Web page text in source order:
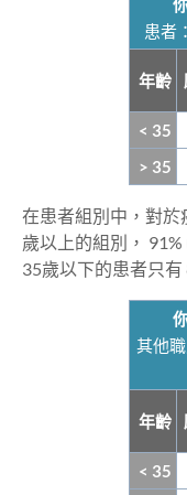
患者
年齡
< 35
> 35
在患者組別中，對
歲以上的組別，
35歲以下的患者只有
其他
年齡
< 35